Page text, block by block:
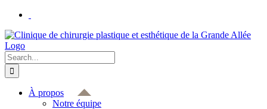
Skip
content
Search
for:
À propos
Notre équipe